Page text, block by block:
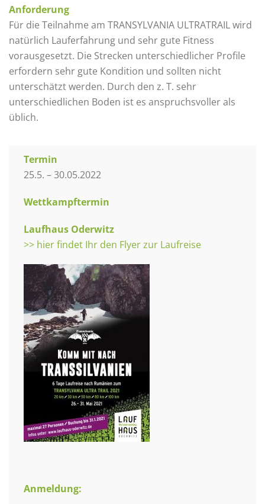
Anforderung
Für die Teilnahme am TRANSYLVANIA ULTRATRAIL wird
natürlich Lauferfahrung und sehr gute Fitness
vorausgesetzt. Die Strecken unterschiedlicher Profile
erfordern sehr gute Kondition und sollten nicht
unterschätzt werden. Durch den z. T. sehr
unterschiedlichen Boden ist es anspruchsvoller als
üblich.
Termin
25.5. – 30.05.2022
Wettkampftermin
Laufhaus Oderwitz
>> hier findet Ihr den Flyer zur Laufreise
Anmeldung: